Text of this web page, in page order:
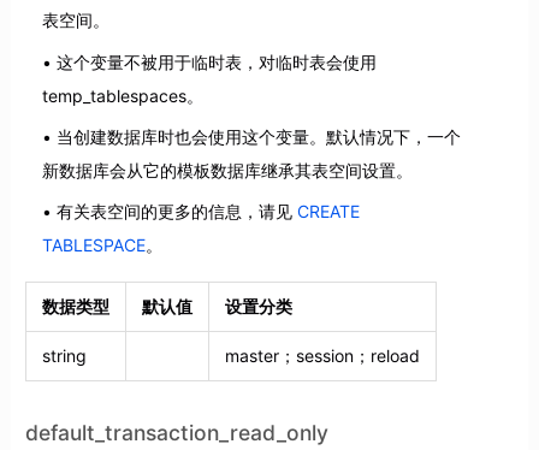
表空间。
这个变量不被用于临时表，对临时表会使用
temp_tablespaces。
当创建数据库时也会使用这个变量。默认情况下，一个
新数据库会从它的模板数据库继承其表空间设置。
有关表空间的更多的信息，请见 CREATE
TABLESPACE。
数据类型 默认值 设置分类
string master；session；reload
default_transaction_read_only